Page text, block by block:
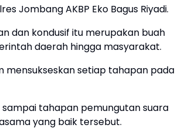
Jombang AKBP Eko Bagus Riyadi.
dan kondusif itu merupakan buah
daerah hingga masyarakat.
setiap tahapan pada
tahapan pemungutan suara
yang baik tersebut.